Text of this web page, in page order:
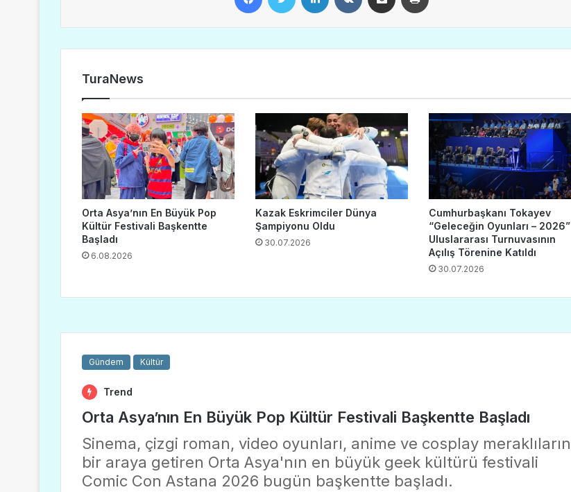
TuraNews
Orta Asya’nın En Büyük Pop
Kültür Festivali Başkentte
Başladı
6.08.2026
Kazak Eskrimciler Dünya
Şampiyonu Oldu
30.07.2026
Cumhurbaşkanı Tokayev
“Geleceğin Oyunları – 2026”
Uluslararası Turnuvasının
Açılış Törenine Katıldı
30.07.2026